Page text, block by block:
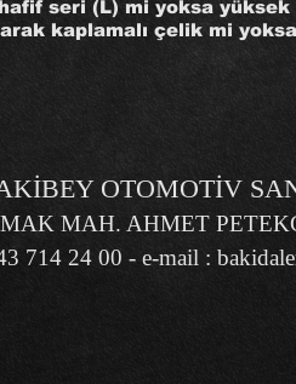
seri (L) mi yoksa yüksek
kaplamalı çelik mi
OTOMOTİV
MAH. AHMET
714 24 00 - e-mail :